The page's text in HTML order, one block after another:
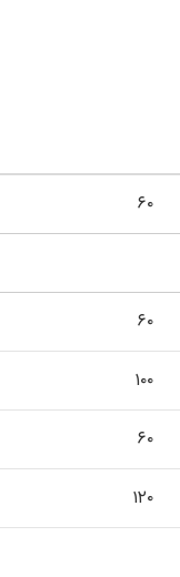
۶۰
۶۰
۱۰۰
۶۰
۱۲۰